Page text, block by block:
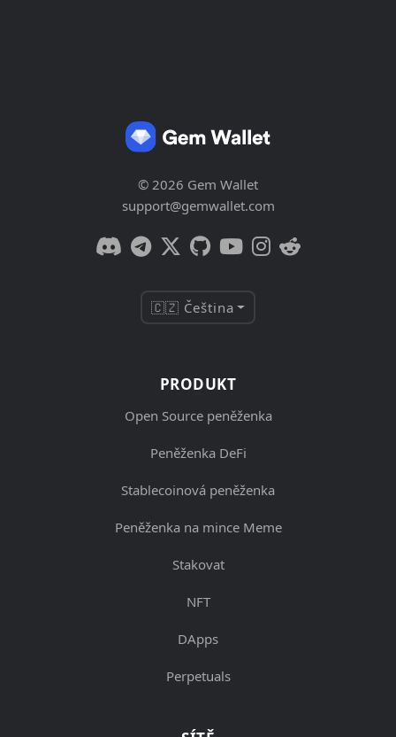
© 2026 Gem Wallet
support@gemwallet.com
🇨🇿 Čeština
PRODUKT
Open Source peněženka
Peněženka DeFi
Stablecoinová peněženka
Peněženka na mince Meme
Stakovat
NFT
DApps
Perpetuals